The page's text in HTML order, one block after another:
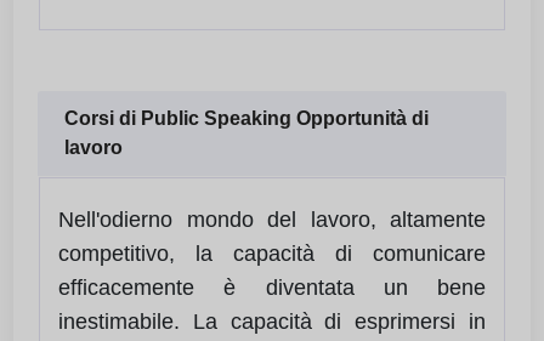
Corsi di Public Speaking Opportunità di
lavoro
Nell'odierno mondo del lavoro, altamente
competitivo, la capacità di comunicare
efficacemente è diventata un bene
inestimabile. La capacità di esprimersi in